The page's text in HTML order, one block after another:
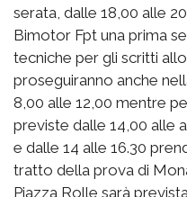
serata, dalle 18,00 alle
Bimotor Fpt una prima
tecniche per gli scritti
proseguiranno anche
8,00 alle 12,00 mentre
previste dalle 14,00 alle
e dalle 14 alle 16.30
tratto della prova di
Piazza Rolle sarà